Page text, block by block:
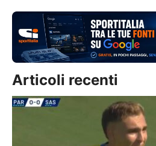
Articoli recenti